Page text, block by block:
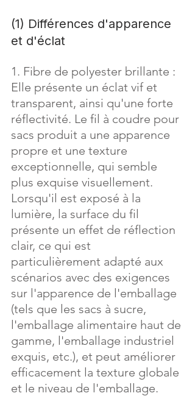
(1) Différences d'apparence
et d'éclat
1. Fibre de polyester brillante :
Elle présente un éclat vif et
transparent, ainsi qu'une forte
réflectivité. Le fil à coudre pour
sacs produit a une apparence
propre et une texture
exceptionnelle, qui semble
plus exquise visuellement.
Lorsqu'il est exposé à la
lumière, la surface du fil
présente un effet de réflection
clair, ce qui est
particulièrement adapté aux
scénarios avec des exigences
sur l'apparence de l'emballage
(tels que les sacs à sucre,
l'emballage alimentaire haut de
gamme, l'emballage industriel
exquis, etc.), et peut améliorer
efficacement la texture globale
et le niveau de l'emballage.